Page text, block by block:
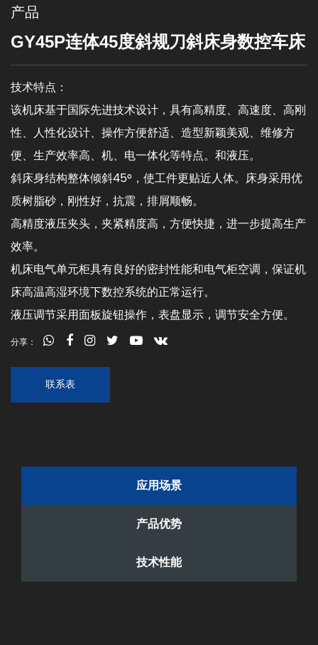
产品
GY45P连体45度斜规刀斜床身数控车床
技术特点：
该机床基于国际先进技术设计，具有高精度、高速度、高刚
性、人性化设计、操作方便舒适、造型新颖美观、维修方
便、生产效率高、机、电一体化等特点。和液压。
斜床身结构整体倾斜45°，使工件更贴近人体。床身采用优
质树脂砂，刚性好，抗震，排屑顺畅。
高精度液压夹头，夹紧精度高，方便快捷，进一步提高生产
效率。
机床电气单元柜具有良好的密封性能和电气柜空调，保证机
床高温高湿环境下数控系统的正常运行。
液压调节采用面板旋钮操作，表盘显示，调节安全方便。
分享：
联系表
应用场景
产品优势
技术性能